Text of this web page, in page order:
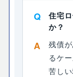
住宅
か？
残債
るケ
苦し